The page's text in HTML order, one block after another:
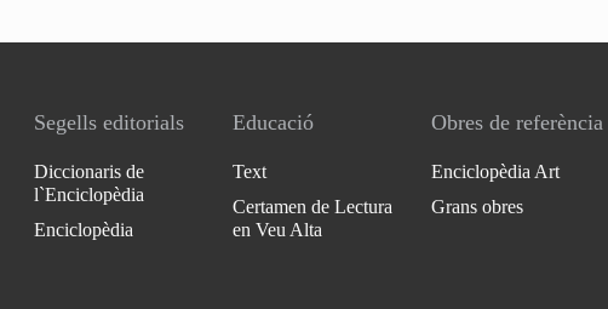
Segells editorials
Diccionaris de
l`Enciclopèdia
Enciclopèdia
Educació
Text
Certamen de Lectura
en Veu Alta
Obres de referència
Enciclopèdia Art
Grans obres